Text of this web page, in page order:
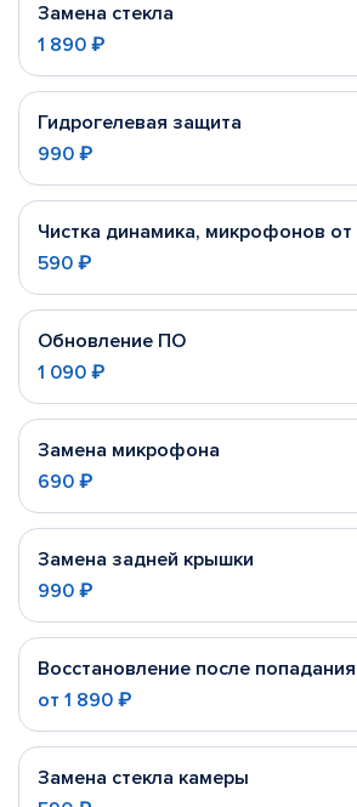
Замена стекла
1 890 ₽
Гидрогелевая защита
990 ₽
Чистка динамика, микрофонов
590 ₽
Обновление ПО
1 090 ₽
Замена микрофона
690 ₽
Замена задней крышки
990 ₽
Восстановление после
от 1 890 ₽
Замена стекла камеры